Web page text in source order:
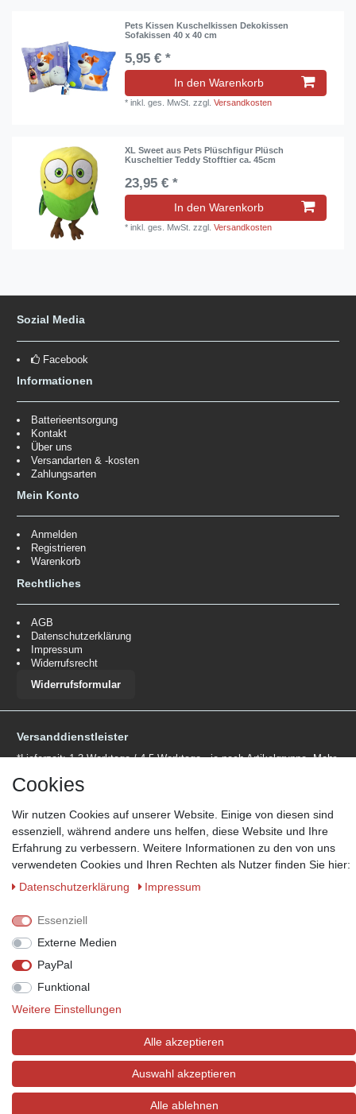
Pets Kissen Kuschelkissen Dekokissen
Sofakissen 40 x 40 cm
5,95 € *
In den Warenkorb
*inkl. ges. MwSt. zzgl.Versandkosten
XL Sweet aus Pets Plüschfigur Plüsch
Kuscheltier Teddy Stofftier ca. 45cm
23,95 € *
In den Warenkorb
*inkl. ges. MwSt. zzgl.Versandkosten
Sozial Media
Facebook
Informationen
Batterieentsorgung
Kontakt
Über uns
Versandarten & -kosten
Zahlungsarten
Mein Konto
Anmelden
Registrieren
Warenkorb
Rechtliches
AGB
Datenschutzerklärung
Impressum
Widerrufsrecht
Widerrufsformular
Versanddienstleister
*Lieferzeit: 1-3 Werktage / 4-5 Werktage - je nach Artikelgruppe.Mehr
Zahlungsmöglichkeiten
Wir behalten uns das Recht vor im Einzelfall bestimmte
© Copyright 2026 Marabella´s | Alle Rechte vorbehalten. | Grundpreise
Cookies
Wir nutzen Cookies auf unserer Website. Einige von diesen sind
essenziell, während andere uns helfen, diese Website und Ihre
Erfahrung zu verbessern. Weitere Informationen zu den von uns
verwendeten Cookies und Ihren Rechten als Nutzer finden Sie hier:
Daten­schutz­erklärung
Impressum
Essenziell
Externe Medien
PayPal
Funktional
Weitere Einstellungen
Alle akzeptieren
Auswahl akzeptieren
Alle ablehnen